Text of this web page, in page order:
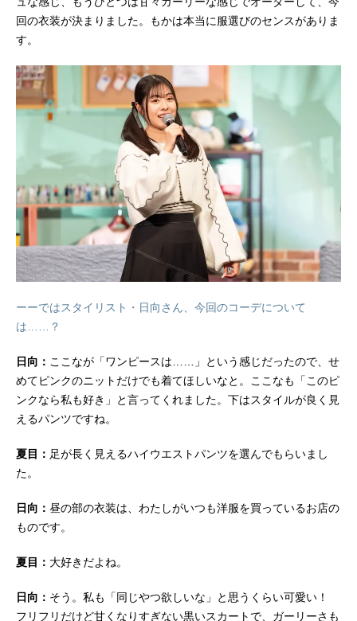
回の衣装が決まりました。もかは本当に服選びのセンスがありま
す。
ーーではスタイリスト・日向さん、今回のコーデについて
は……？
日向： ここなが「ワンピースは……」という感じだったので、せ
めてピンクのニットだけでも着てほしいなと。ここなも「このピ
ンクなら私も好き」と言ってくれました。下はスタイルが良く見
えるパンツですね。
夏目： 足が長く見えるハイウエストパンツを選んでもらいまし
た。
日向： 昼の部の衣装は、わたしがいつも洋服を買っているお店の
ものです。
夏目： 大好きだよね。
日向： そう。私も「同じやつ欲しいな」と思うくらい可愛い！
フリフリだけど甘くなりすぎない黒いスカートで、ガーリーさも